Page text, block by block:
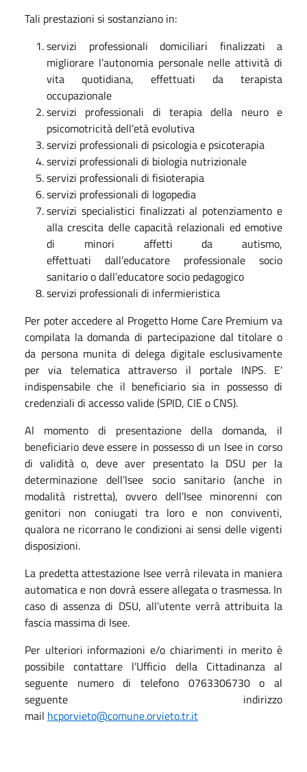
Tali prestazioni si sostanziano in:
servizi professionali domiciliari finalizzati a
migliorare l’autonomia personale nelle attività di
vita quotidiana, effettuati da terapista
occupazionale
servizi professionali di terapia della neuro e
psicomotricità dell’età evolutiva
servizi professionali di psicologia e psicoterapia
servizi professionali di biologia nutrizionale
servizi professionali di fisioterapia
servizi professionali di logopedia
servizi specialistici finalizzati al potenziamento e
alla crescita delle capacità relazionali ed emotive
di minori affetti da autismo,
effettuati dall’educatore professionale socio
sanitario o dall’educatore socio pedagogico
servizi professionali di infermieristica
Per poter accedere al Progetto Home Care Premium va
compilata la domanda di partecipazione dal titolare o
da persona munita di delega digitale esclusivamente
per via telematica attraverso il portale INPS. E’
indispensabile che il beneficiario sia in possesso di
credenziali di accesso valide (SPID, CIE o CNS).
Al momento di presentazione della domanda, il
beneficiario deve essere in possesso di un Isee in corso
di validità o, deve aver presentato la DSU per la
determinazione dell’Isee socio sanitario (anche in
modalità ristretta), ovvero dell’Isee minorenni con
genitori non coniugati tra loro e non conviventi,
qualora ne ricorrano le condizioni ai sensi delle vigenti
disposizioni.
La predetta attestazione Isee verrà rilevata in maniera
automatica e non dovrà essere allegata o trasmessa. In
caso di assenza di DSU, all’utente verrà attribuita la
fascia massima di Isee.
Per ulteriori informazioni e/o chiarimenti in merito è
possibile contattare l’Ufficio della Cittadinanza al
seguente numero di telefono 0763306730 o al
seguente indirizzo
mail hcporvieto@comune.orvieto.tr.it